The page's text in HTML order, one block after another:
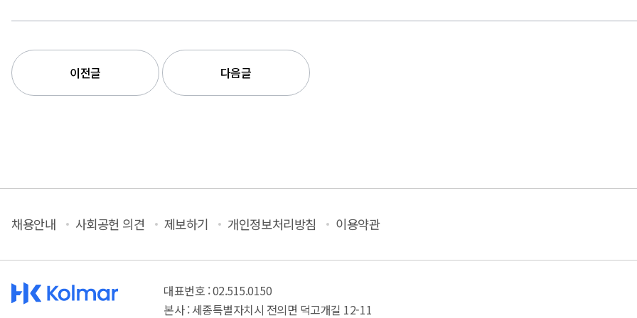
이전글 다음글
채용안내 사회공헌 의견 제보하기 개인정보처리방침 이용약관
대표번호 : 02.515.0150
본사 : 세종특별자치시 전의면 덕고개길 12-11